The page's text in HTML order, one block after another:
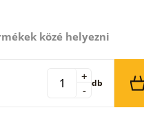
közé helyezni
-
+ db